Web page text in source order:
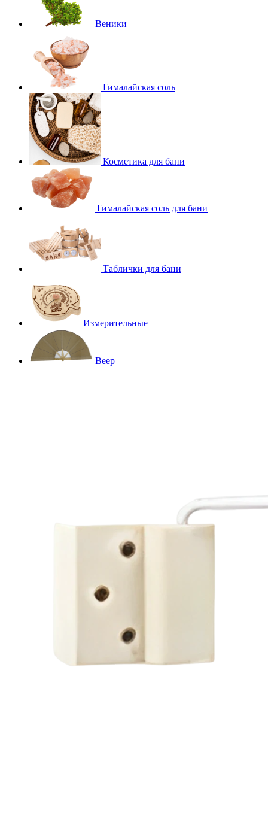
Веники
Гималайская соль
Косметика для бани
Гималайская соль для бани
Таблички для бани
Измерительные
Веер